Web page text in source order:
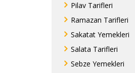
Pilav Tarifleri
Ramazan Tarifleri
Sakatat Yemekleri
Salata Tarifleri
Sebze Yemekleri